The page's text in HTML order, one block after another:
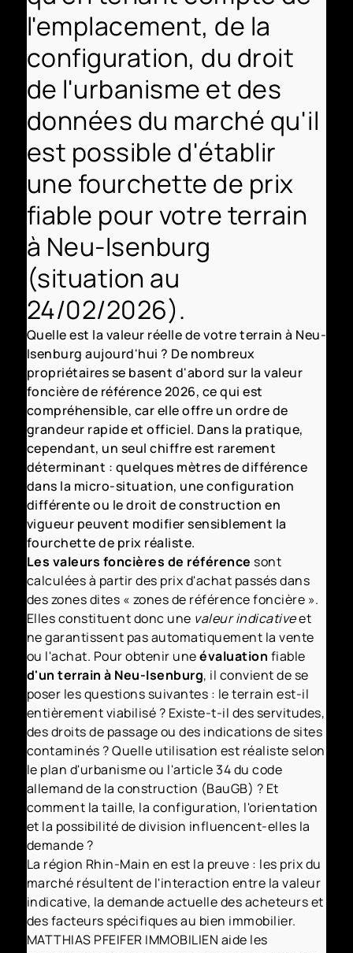
l'emplacement, de la
configuration, du droit
de l'urbanisme et des
données du marché qu'il
est possible d'établir
une fourchette de prix
fiable pour votre terrain
à Neu-Isenburg
(situation au
24/02/2026).
Quelle est la valeur réelle de votre terrain à Neu-
Isenburg aujourd'hui ? De nombreux
propriétaires se basent d'abord sur la valeur
foncière de référence 2026, ce qui est
compréhensible, car elle offre un ordre de
grandeur rapide et officiel. Dans la pratique,
cependant, un seul chiffre est rarement
déterminant : quelques mètres de différence
dans la micro-situation, une configuration
différente ou le droit de construction en
vigueur peuvent modifier sensiblement la
fourchette de prix réaliste.
Les valeurs foncières de référence sont
calculées à partir des prix d'achat passés dans
des zones dites « zones de référence foncière ».
Elles constituent donc une valeur indicativeet
ne garantissent pas automatiquement la vente
ou l'achat. Pour obtenir uneévaluation fiable
d'un terrain à Neu-Isenburg, il convient de se
poser les questions suivantes : le terrain est-il
entièrement viabilisé ? Existe-t-il des servitudes,
des droits de passage ou des indications de sites
contaminés ? Quelle utilisation est réaliste selon
le plan d'urbanisme ou l'article 34 du code
allemand de la construction (BauGB) ? Et
comment la taille, la configuration, l'orientation
et la possibilité de division influencent-elles la
demande ?
La région Rhin-Main en est la preuve : les prix du
marché résultent de l'interaction entre la valeur
indicative, la demande actuelle des acheteurs et
des facteurs spécifiques au bien immobilier.
MATTHIAS PFEIFER IMMOBILIEN aide les